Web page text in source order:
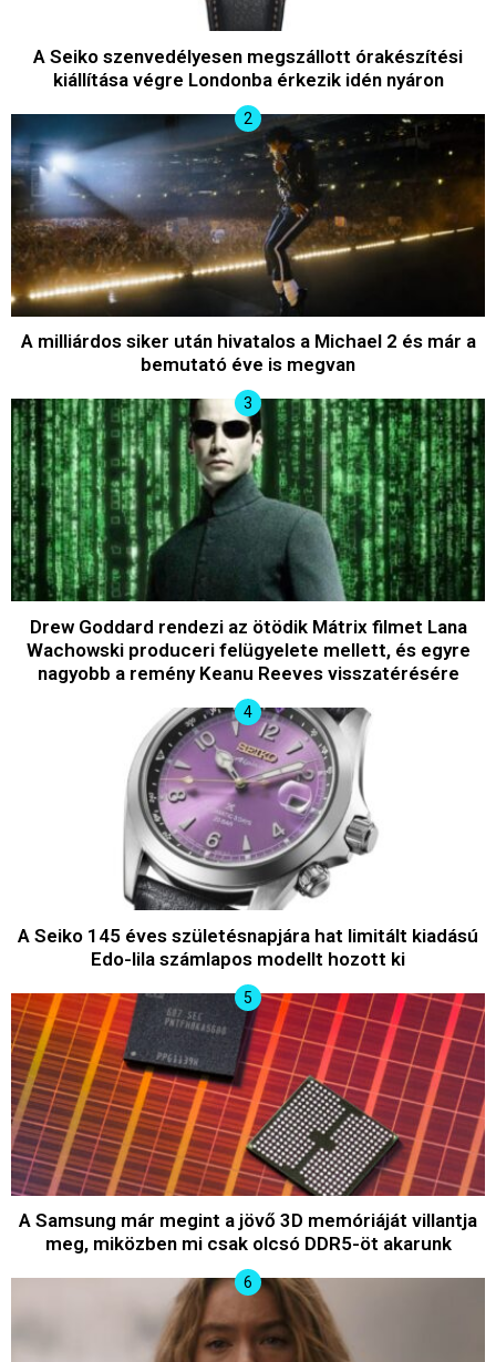
A Seiko szenvedélyesen megszállott órakészítési
kiállítása végre Londonba érkezik idén nyáron
A milliárdos siker után hivatalos a Michael 2 és már a
bemutató éve is megvan
Drew Goddard rendezi az ötödik Mátrix filmet Lana
Wachowski produceri felügyelete mellett, és egyre
nagyobb a remény Keanu Reeves visszatérésére
A Seiko 145 éves születésnapjára hat limitált kiadású
Edo-lila számlapos modellt hozott ki
A Samsung már megint a jövő 3D memóriáját villantja
meg, miközben mi csak olcsó DDR5-öt akarunk